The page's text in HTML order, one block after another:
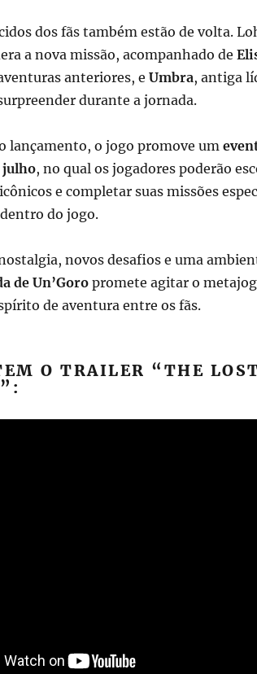
dos fãs também estão de volta.
a nova missão, acompanhado de
anteriores, e Umbra, antiga
durante a jornada.
lançamento, o jogo promove um
julho, no qual os jogadores poderão
e completar suas missões
do jogo.
novos desafios e uma
de Un’Goropromete agitar o
de aventura entre os fãs.
O TRAILER “THE